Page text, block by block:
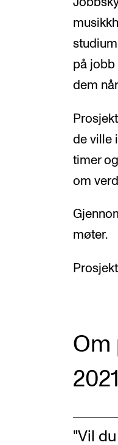
på jobb
dem
de ville
timer
om
møter.
Om
2021
"Vil